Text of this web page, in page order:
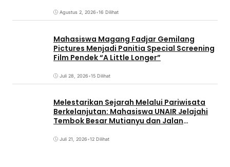
Agustus 2, 2026•16 Dilihat
Mahasiswa Magang Fadjar Gemilang
Pictures Menjadi Panitia Special Screening
Film Pendek “A Little Longer”
Juli 28, 2026•15 Dilihat
Melestarikan Sejarah Melalui Pariwisata
Berkelanjutan: Mahasiswa UNAIR Jelajahi
Tembok Besar Mutianyu dan Jalan
Juli 21, 2026•12 Dilihat